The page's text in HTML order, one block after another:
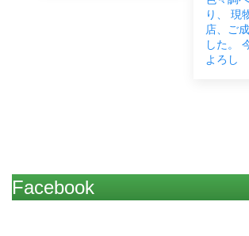
り、 現
店、ご
した。
よろし
Facebook